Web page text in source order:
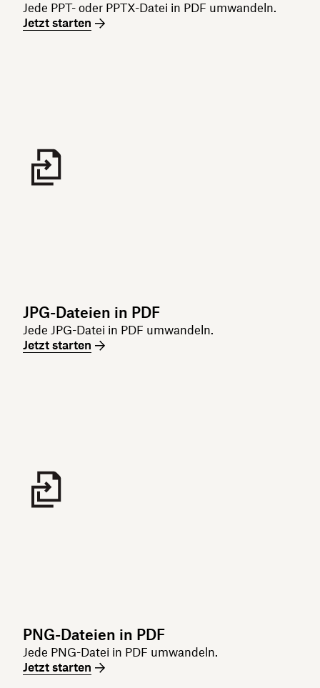
Jede PPT- oder PPTX-Datei in PDF umwandeln.
Jetzt starten
JPG-Dateien in PDF
Jede JPG-Datei in PDF umwandeln.
Jetzt starten
PNG-Dateien in PDF
Jede PNG-Datei in PDF umwandeln.
Jetzt starten